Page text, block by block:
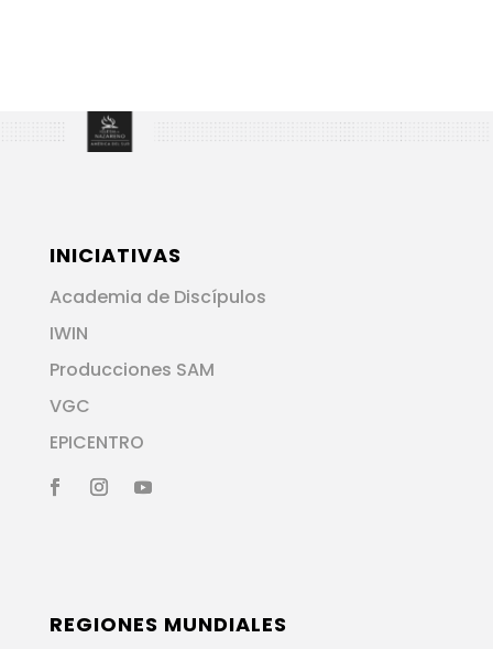
INICIATIVAS
Academia de Discípulos
IWIN
Producciones SAM
VGC
EPICENTRO
REGIONES MUNDIALES